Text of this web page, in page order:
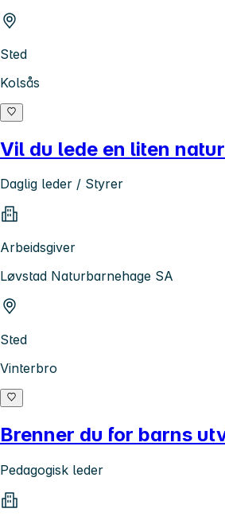
Sted
Kolsås
Vil du lede en liten
Daglig leder / Styrer
Arbeidsgiver
Løvstad Naturbarnehage SA
Sted
Vinterbro
Brenner du for barns
Pedagogisk leder